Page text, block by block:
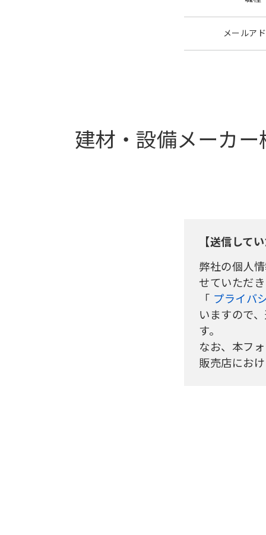
メールア
建材・設備メーカ
【送信して
弊社の個人
せていただ
「 プライバ
いますので
す。
なお、本フ
販売店にお